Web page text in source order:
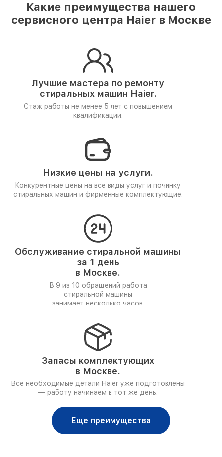
Какие преимущества нашего
сервисного центра Haier в Москве
Лучшие мастера по ремонту
стиральных машин Haier.
Стаж работы не менее 5 лет с повышением
квалификации.
Низкие цены на услуги.
Конкурентные цены на все виды услуг и починку
стиральных машин и фирменные комплектующие.
Обслуживание стиральной машины
за 1 день
в Москве.
В 9 из 10 обращений работа
стиральной машины
занимает несколько часов.
Запасы комплектующих
в Москве.
Все необходимые детали Haier уже подготовлены
— работу начинаем в тот же день.
Еще преимущества